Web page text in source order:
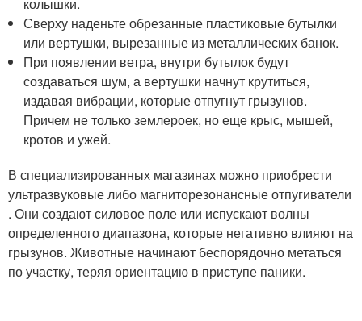
колышки.
Сверху наденьте обрезанные пластиковые бутылки
или вертушки, вырезанные из металлических банок.
При появлении ветра, внутри бутылок будут
создаваться шум, а вертушки начнут крутиться,
издавая вибрации, которые отпугнут грызунов.
Причем не только землероек, но еще крыс, мышей,
кротов и ужей.
В специализированных магазинах можно приобрести
ультразвуковые либо магниторезонансные отпугиватели
. Они создают силовое поле или испускают волны
определенного диапазона, которые негативно влияют на
грызунов. Животные начинают беспорядочно метаться
по участку, теряя ориентацию в приступе паники.